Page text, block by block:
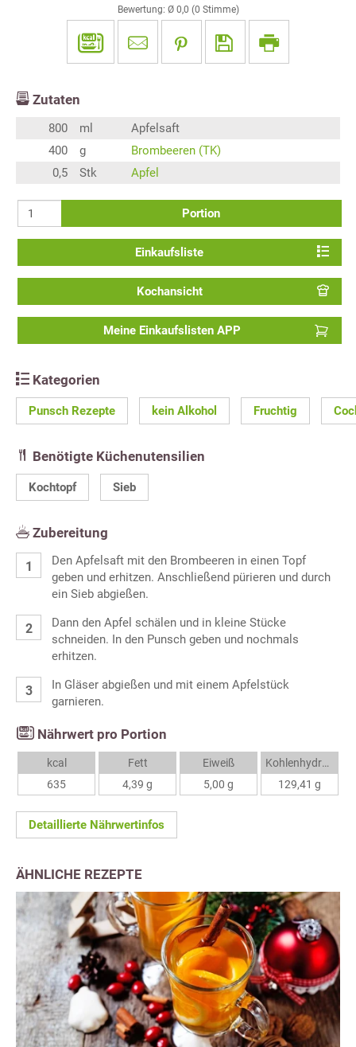
Bewertung: Ø 0,0 (0 Stimme)
Zutaten
800 ml
Apfelsaft
400
g
Brombeeren (TK)
0,5
Stk Apfel
Portion
Einkaufsliste
Kochansicht
Meine Einkaufslisten APP
Kategorien
Punsch Rezepte kein Alkohol Fruchtig
Benötigte Küchenutensilien
Kochtopf Sieb
Zubereitung
Den Apfelsaft mit den Brombeeren in einen Topf
geben und erhitzen. Anschließend pürieren und durch
ein Sieb abgießen.
Dann den Apfel schälen und in kleine Stücke
schneiden. In den Punsch geben und nochmals
erhitzen.
In Gläser abgießen und mit einem Apfelstück
garnieren.
Nährwert pro Portion
kcal
635
Fett
4,39 g
Eiweiß
5,00 g
Kohlenhydrate
129,41 g
Detaillierte Nährwertinfos
ÄHNLICHE REZEPTE